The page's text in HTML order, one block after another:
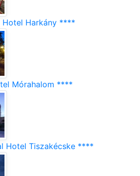
Harkány ****
Mórahalom ****
Hotel Tiszakécske ****